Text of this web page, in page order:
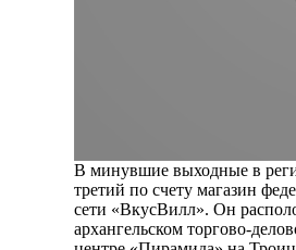
В минувшие выходные в
третий по счету магазин
сети «ВкусВилл». Он
архангельском торгово-